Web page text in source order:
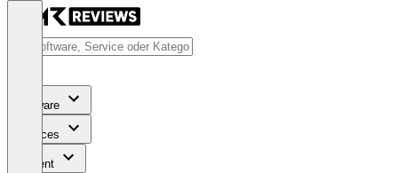
Software
Services
Content